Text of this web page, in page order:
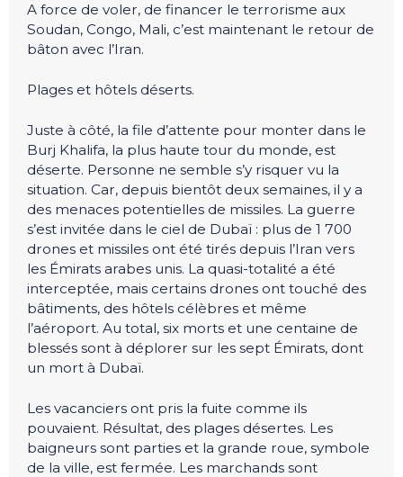
A force de voler, de financer le terrorisme aux
Soudan, Congo, Mali, c’est maintenant le retour de
bâton avec l’Iran.
Plages et hôtels déserts.
Juste à côté, la file d’attente pour monter dans le
Burj Khalifa, la plus haute tour du monde, est
déserte. Personne ne semble s’y risquer vu la
situation. Car, depuis bientôt deux semaines, il y a
des menaces potentielles de missiles. La guerre
s’est invitée dans le ciel de Dubaï : plus de 1 700
drones et missiles ont été tirés depuis l’Iran vers
les Émirats arabes unis. La quasi-totalité a été
interceptée, mais certains drones ont touché des
bâtiments, des hôtels célèbres et même
l’aéroport. Au total, six morts et une centaine de
blessés sont à déplorer sur les sept Émirats, dont
un mort à Dubaï.
Les vacanciers ont pris la fuite comme ils
pouvaient. Résultat, des plages désertes. Les
baigneurs sont parties et la grande roue, symbole
de la ville, est fermée. Les marchands sont